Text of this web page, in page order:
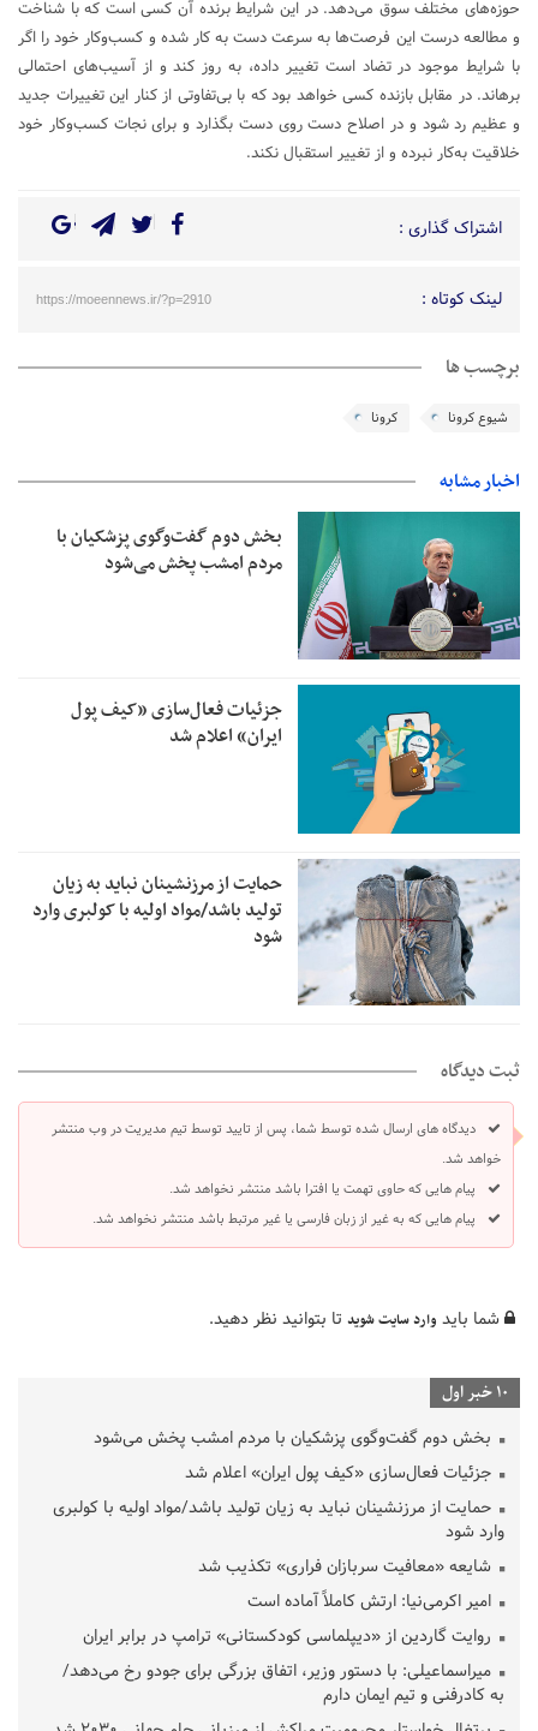
حوزه‌های مختلف سوق می‌دهد. در این شرایط برنده آن کسی است که با شناخت
و مطالعه درست این فرصت‌ها به سرعت دست به کار شده و کسب‌وکار خود را اگر
با شرایط موجود در تضاد است تغییر داده، به روز کند و از آسیب‌های احتمالی
برهاند. در مقابل بازنده کسی خواهد بود که با بی‌تفاوتی از کنار این تغییرات جدید
و عظیم رد شود و در اصلاح دست روی دست بگذارد و برای نجات کسب‌وکار خود
خلاقیت به‌کار نبرده و از تغییر استقبال نکند.
اشتراک گذاری :
لینک کوتاه : https://moeennews.ir/?p=2910
برچسب ها
شیوع کرونا کرونا
اخبار مشابه
بخش دوم گفت‌وگوی پزشکیان با
مردم امشب پخش می‌شود
جزئیات فعال‌سازی «کیف پول
ایران» اعلام شد
حمایت از مرزنشینان نباید به زیان
تولید باشد/مواد اولیه با کولبری وارد
شود
ثبت دیدگاه
دیدگاه های ارسال شده توسط شما، پس از تایید توسط تیم مدیریت در وب منتشر
خواهد شد.
پیام هایی که حاوی تهمت یا افترا باشد منتشر نخواهد شد.
پیام هایی که به غیر از زبان فارسی یا غیر مرتبط باشد منتشر نخواهد شد.
شما باید وارد سایت شوید تا بتوانید نظر دهید.
10 خبر اول
بخش دوم گفت‌وگوی پزشکیان با مردم امشب پخش می‌شود
جزئیات فعال‌سازی «کیف پول ایران» اعلام شد
حمایت از مرزنشینان نباید به زیان تولید باشد/مواد اولیه با کولبری
وارد شود
شایعه «معافیت سربازان فراری» تکذیب شد
امیر اکرمی‌نیا: ارتش کاملاً آماده است
روایت گاردین از «دیپلماسی کودکستانی» ترامپ در برابر ایران
میراسماعیلی: با دستور وزیر، اتفاق بزرگی برای جودو رخ می‌دهد/
به کادرفنی و تیم ایمان دارم